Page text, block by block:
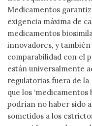
Medicamentos
exigencia máxima de
medicamentos
innovadores, y
comparabilidad con el
están universalmente
regulatorias fuera de la
que los ‘medicamentos
podrían no haber sido
sometidos a los